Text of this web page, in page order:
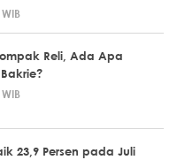
Reli, Ada Apa
23,9 Persen pada Juli